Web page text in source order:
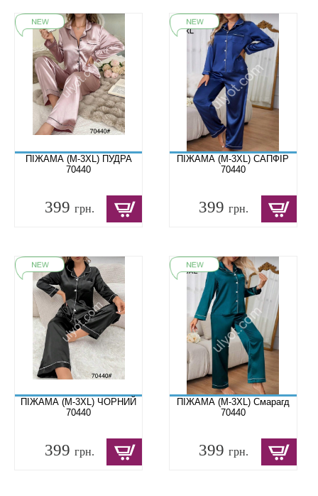
ПІЖАМА (M-3XL) ПУДРА
70440
399 грн.
ПІЖАМА (M-3XL) САПФІР
70440
399грн.
ПІЖАМА (M-3XL) ЧОРНИЙ
70440
399 грн.
ПІЖАМА (M-3XL) Смарагд
70440
399грн.